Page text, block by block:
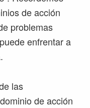
de acción
problemas
enfrentar a
las
de acción